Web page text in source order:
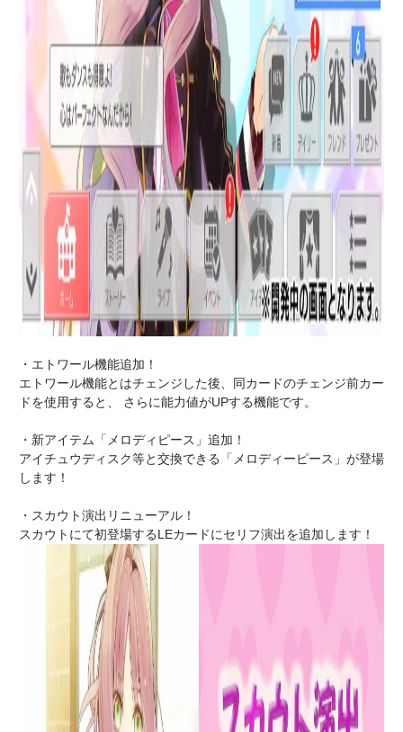
・エトワール機能追加！
エトワール機能とはチェンジした後、同カードのチェンジ前カー
ドを使用すると、 さらに能力値がUPする機能です。
・新アイテム「メロディピース」追加！
アイチュウディスク等と交換できる「メロディーピース」が登場
します！
・スカウト演出リニューアル！
スカウトにて初登場するLEカードにセリフ演出を追加します！